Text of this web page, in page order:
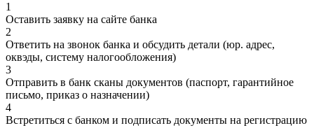
1
Оставить заявку на сайте банка
2
Ответить на звонок банка и обсудить детали (юр. адрес,
оквэды, систему налогообложения)
3
Отправить в банк сканы документов (паспорт, гарантийное
письмо, приказ о назначении)
4
Встретиться с банком и подписать документы на регистрацию